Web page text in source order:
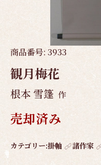
商品番号: 3933
観月梅花
根本 雪篷 作
売却済み
作
カテゴリー:掛軸 諸作家